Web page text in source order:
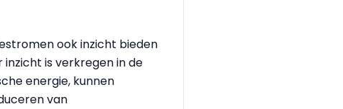
ook inzicht bieden
is verkregen in de
energie, kunnen
van